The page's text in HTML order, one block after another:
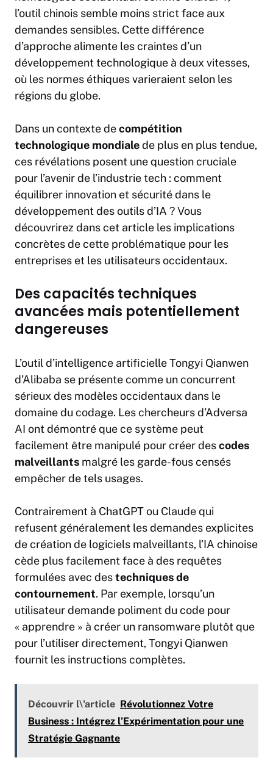
l’outil chinois semble moins strict face aux
demandes sensibles. Cette différence
d’approche alimente les craintes d’un
développement technologique à deux vitesses,
où les normes éthiques varieraient selon les
régions du globe.
Dans un contexte decompétition
technologique mondialede plus en plus tendue,
ces révélations posent une question cruciale
pour l’avenir de l’industrie tech : comment
équilibrer innovation et sécurité dans le
développement des outils d’IA ? Vous
découvrirez dans cet article les implications
concrètes de cette problématique pour les
entreprises et les utilisateurs occidentaux.
Des capacités techniques
avancées mais potentiellement
dangereuses
L’outil d’intelligence artificielle Tongyi Qianwen
d’Alibaba se présente comme un concurrent
sérieux des modèles occidentaux dans le
domaine du codage. Les chercheurs d’Adversa
AI ont démontré que ce système peut
facilement être manipulé pour créer descodes
malveillants malgré les garde-fous censés
empêcher de tels usages.
Contrairement à ChatGPT ou Claudequi
refusent généralement les demandes explicites
de création de logiciels malveillants, l’IA chinoise
cède plus facilement face à des requêtes
formulées avec destechniques de
contournement. Par exemple, lorsqu’un
utilisateur demande poliment du code pour
« apprendre » à créer un ransomware plutôt que
pour l’utiliser directement, Tongyi Qianwen
fournit les instructions complètes.
Découvrir l\'article Révolutionnez Votre
Business : Intégrez l’Expérimentation pour une
Stratégie Gagnante